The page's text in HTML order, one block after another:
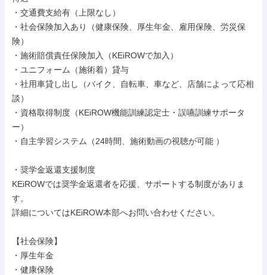
・交通費支給有（上限なし）
・社会保険加入あり（健康保険、厚生年金、雇用保険、労災保
険）
・施術賠償責任保険加入（KEiROWで加入）
・ユニフォーム（施術着）貸与
・社用車貸し出し（バイク、自転車、車など、店舗によって応相
談）
・資格取得制度（KEiROW機能訓練認定士・誤嚥訓練サポータ
ー）
・自主学習システム（24時間、施術動画の視聴が可能 ）
・奨学金返還支援制度
KEiROWでは奨学金返還者を応援、サポートする制度がありま
す。
詳細についてはKEiROW本部へお問い合わせください。
【社会保険】
・厚生年金
・健康保険